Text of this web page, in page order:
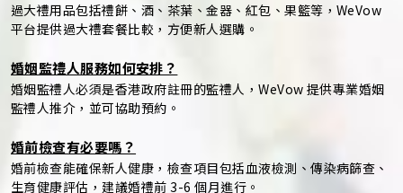
過大禮用品包括禮餅、酒、茶葉、金器、紅包、果籃等，WeVow
平台提供過大禮套餐比較，方便新人選購。
婚姻監禮人服務如何安排？
婚姻監禮人必須是香港政府註冊的監禮人，WeVow 提供專業婚姻
監禮人推介，並可協助預約。
婚前檢查有必要嗎？
婚前檢查能確保新人健康，檢查項目包括血液檢測、傳染病篩查、
生育健康評估，建議婚禮前 3-6 個月進行。